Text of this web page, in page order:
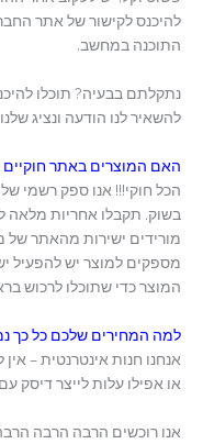
להיכנס לקישור של אתר
התוכנה במחשב.
נתקלתם בבעיה? תוכלו
להשאיר לנו הודעה ונציג
האם המוצרים באתר חוקיים
הכל חוקי!!! אנו ספק רשמי
בשוק. תקבלו אחריות
מורידים ישירות מהאתר של
מספקים למוצר יש להפעיל
המוצר כדי שתוכלו לרכוש
למה המחירים שלכם כל כך
אנחנו חנות אינטרנטית –
או אפילו עלות לייצר דיסק
אנו רוכשים הרבה הרבה